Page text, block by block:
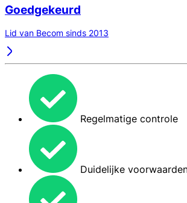
Goedgekeurd
Lid van Becom sinds 2013
Regelmatige controle
Duidelijke